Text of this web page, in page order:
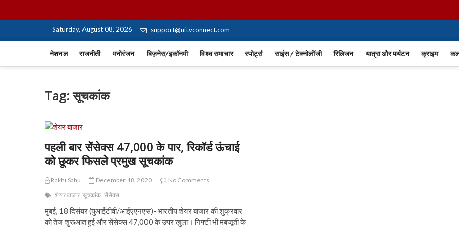
UiTV Hindi News
Saturday, August 08, 2026 support@uitvconnect.com
नेशनल राजनीती मनोरंजन बिज़नेस/इकॉनमी विश्व समाचार स्पोर्ट्स साइंस / टेक्नोलॉजी रिलिजन यात्रा और पर्यटन क्राइम
Tag:सूचकांक
पहली बार सेंसेक्स 47,000 के पार, रिकॉर्ड ऊंचाई
को छूकर फिसले प्रमुख सूचकांक
Rakhi Sahu December 18, 2020
No Comments
शेयर बाजार सूचकांक सेंसेक्स
मुंबई, 18 दिसंबर (युआईटीवी/आईएएनएस)- भारतीय शेयर बाजार की शुक्रवार
को तेज शुरूआत हुई और सेंसेक्स 47,000 के उपर खुला। निफ्टी भी मबजूती के